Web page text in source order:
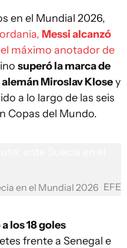
en el Mundial 2026,
Messi alcanzó
máximo anotador de
superó la marca de
Miroslav Klosey
a lo largo de las seis
Copas del Mundo.
en el Mundial 2026 EFE
los 18 goles
frente a Senegal e